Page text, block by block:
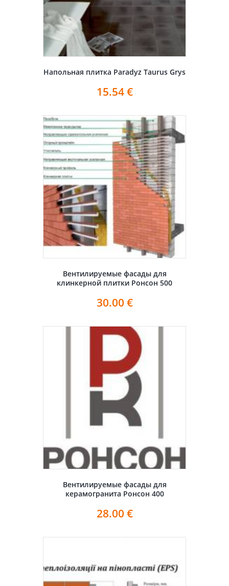
Напольная плитка Paradyz Taurus Grys
15.54€
Вентилируемые фасады для
клинкерной плитки Ронсон 500
30.00 €
Вентилируемые фасады для
керамогранита Ронсон 400
28.00 €